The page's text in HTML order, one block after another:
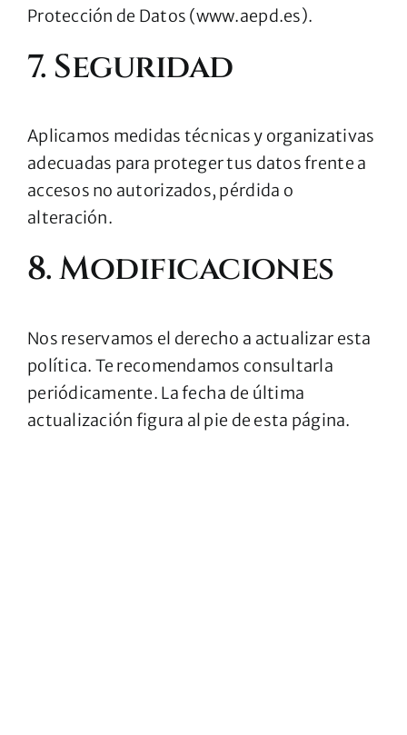
Protección de Datos (www.aepd.es).
7. Seguridad
Aplicamos medidas técnicas y organizativas
adecuadas para proteger tus datos frente a
accesos no autorizados, pérdida o
alteración.
8. Modificaciones
Nos reservamos el derecho a actualizar esta
política. Te recomendamos consultarla
periódicamente. La fecha de última
actualización figura al pie de esta página.